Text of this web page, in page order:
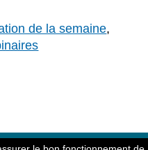
de la semaine,
Archéologique et Historique